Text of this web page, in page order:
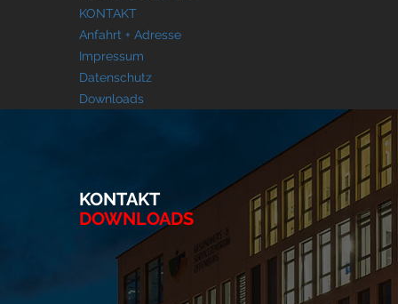
KONTAKT
Anfahrt + Adresse
Impressum
Datenschutz
Downloads
KONTAKT
DOWNLOADS